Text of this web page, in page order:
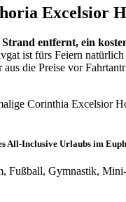
Excelsior
entfernt, ein
ist fürs Feiern natürlich
die Preise vor
Corinthia Excelsior
All-Inclusive Urlaubs im
Fußball, Gymnastik,